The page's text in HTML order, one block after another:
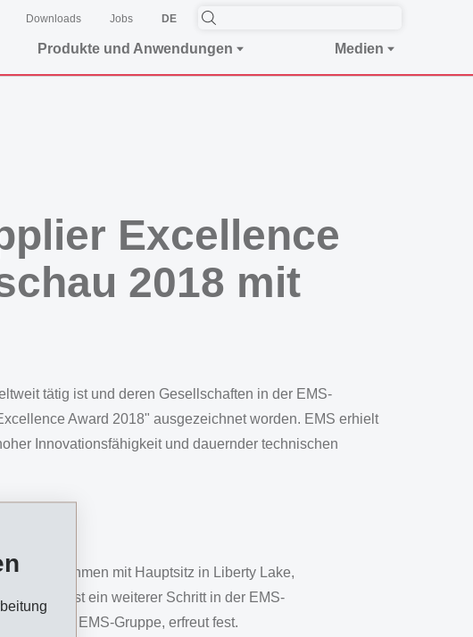
Downloads Jobs DE
Produkte und Anwendungen Medien
Excellence
2018 mit
tätig ist und deren Gesellschaften in der EMS-
Award 2018" ausgezeichnet worden. EMS erhielt
Innovationsfähigkeit und dauernder technischen
mit Hauptsitz in Liberty Lake,
ist ein weiterer Schritt in der EMS-
CEO der EMS-Gruppe, erfreut fest.